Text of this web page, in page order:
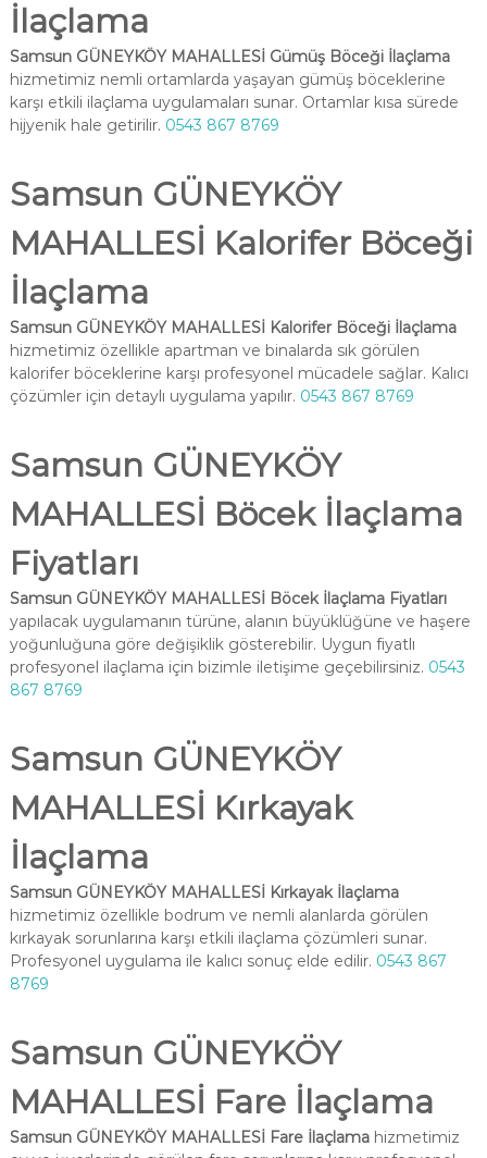
İlaçlama
Samsun GÜNEYKÖY MAHALLESİ Gümüş Böceği İlaçlama
hizmetimiz nemli ortamlarda yaşayan gümüş böceklerine
karşı etkili ilaçlama uygulamaları sunar. Ortamlar kısa sürede
hijyenik hale getirilir. 0543 867 8769
Samsun GÜNEYKÖY
MAHALLESİ Kalorifer Böceği
İlaçlama
Samsun GÜNEYKÖY MAHALLESİ Kalorifer Böceği İlaçlama
hizmetimiz özellikle apartman ve binalarda sık görülen
kalorifer böceklerine karşı profesyonel mücadele sağlar. Kalıcı
çözümler için detaylı uygulama yapılır. 0543 867 8769
Samsun GÜNEYKÖY
MAHALLESİ Böcek İlaçlama
Fiyatları
Samsun GÜNEYKÖY MAHALLESİ Böcek İlaçlama Fiyatları
yapılacak uygulamanın türüne, alanın büyüklüğüne ve haşere
yoğunluğuna göre değişiklik gösterebilir. Uygun fiyatlı
profesyonel ilaçlama için bizimle iletişime geçebilirsiniz. 0543
867 8769
Samsun GÜNEYKÖY
MAHALLESİ Kırkayak
İlaçlama
Samsun GÜNEYKÖY MAHALLESİ Kırkayak İlaçlama
hizmetimiz özellikle bodrum ve nemli alanlarda görülen
kırkayak sorunlarına karşı etkili ilaçlama çözümleri sunar.
Profesyonel uygulama ile kalıcı sonuç elde edilir. 0543 867
8769
Samsun GÜNEYKÖY
MAHALLESİ Fare İlaçlama
Samsun GÜNEYKÖY MAHALLESİ Fare İlaçlamahizmetimiz